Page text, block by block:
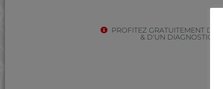
PROFITEZ GRATUITEMENT
& D'UN DIAGNOSTIC